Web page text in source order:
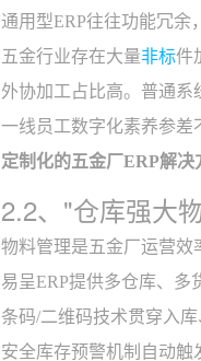
通用型ERP往往功能冗余
五金行业存在大量非标件
外协加工占比高。普通系
一线员工数字化素养参差
定制化的五金厂ERP解决
2.2、"仓库强大
物料管理是五金厂运营效
易呈ERP提供多仓库、多
条码/二维码技术贯穿入
安全库存预警机制自动触